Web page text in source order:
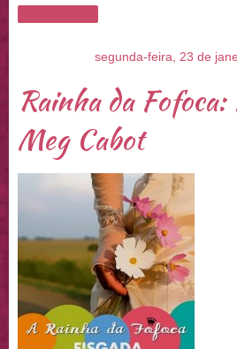
segunda-feira, 23 de
Rainha da Fofoca:
Meg Cabot